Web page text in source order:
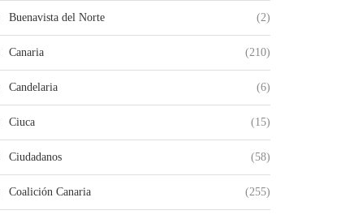
Buenavista del Norte (2)
Canaria (210)
Candelaria (6)
Ciuca (15)
Ciudadanos (58)
Coalición Canaria (255)